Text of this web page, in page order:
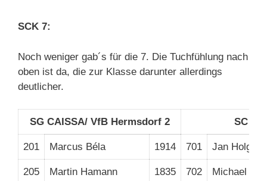
SCK 7:
Noch weniger gab´s für die 7. Die Tuchfühlung nach
oben ist da, die zur Klasse darunter allerdings
deutlicher.
SG CAISSA/ VfB Hermsdorf 2 SC
201 Marcus Béla 1914 701 Jan Holger
205 Martin Hamann 1835 702 Michael